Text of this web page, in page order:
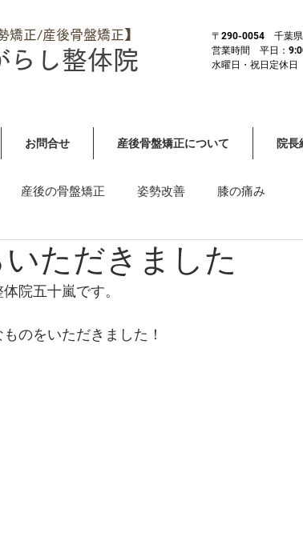
矯正/産後骨盤矯正】
らし整体院
〒290-0054 千葉県
営業時間 平日：
​水曜日・祝日定休日
お問合せ 産後骨盤矯正について 院長
産後の骨盤矯正 姿勢改善 膝の痛み
その他全身症状・重症 首や肩の痛み・しびれ
ただきました
院五十嵐です。
のをいただきました！